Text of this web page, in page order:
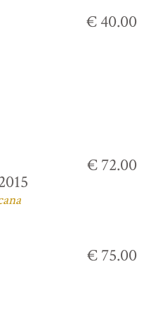
€ 40.00
€ 72.00
€ 75.00